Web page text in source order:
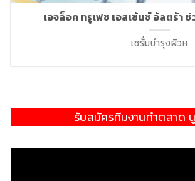
เอจล็อค ทรูเฟซ เอสเซ้นซ์ อัลตร้า ช่
เซรั่มบำรุงผิวห
รับสมัครทีมงานทำตลาด นู สกิ